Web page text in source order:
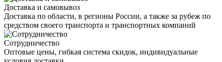
Доставка и самовывоз
Доставка по области, в регионы России, а также за рубеж по
средством своего транспорта и транспортных компаний
Сотрудничество
Оптовые цены, гибкая система скидок, индивидуальные